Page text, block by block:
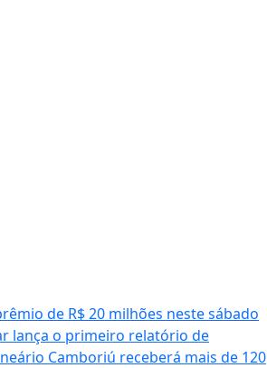
de R$ 20 milhões neste sábado
lança o primeiro relatório de
Camboriú receberá mais de 120